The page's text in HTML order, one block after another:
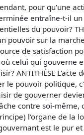
pour qu'une
entraîne-t-il
du pouvoir?
pouvoir sur la
de satisfaction
celui qui gouverne
ANTITHÈSE L'acte
le pouvoir politique,
de gouverner
contre soi-même,
l'organe de la
est le pur